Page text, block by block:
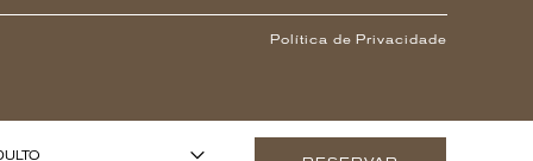
Política de Privacidade